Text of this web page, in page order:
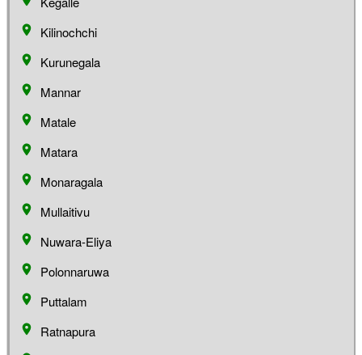
Kilinochchi
Kurunegala
Mannar
Matale
Matara
Monaragala
Mullaitivu
Nuwara-Eliya
Polonnaruwa
Puttalam
Ratnapura